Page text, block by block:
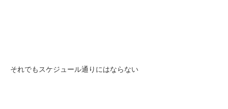
それでもスケジュール通りにはならない